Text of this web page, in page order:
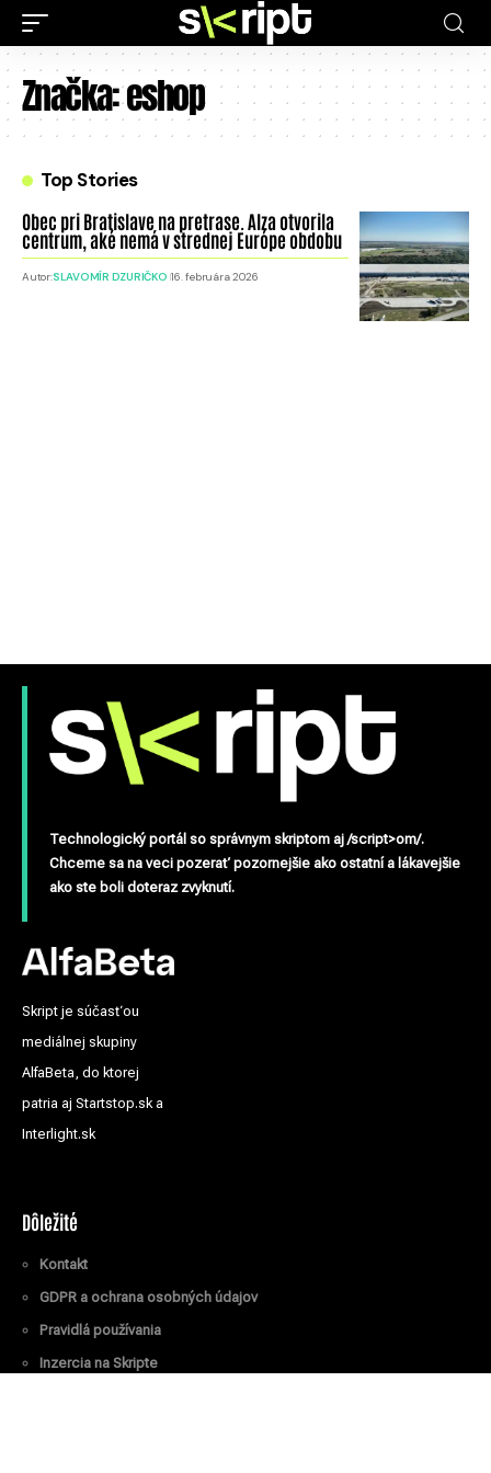
Značka:eshop
Top Stories
Obec pri Bratislave na pretrase. Alza otvorila
centrum, aké nemá v strednej Európe obdobu
Autor:SLAVOMÍR DZURIČKO 16. februára 2026
Technologický portál so správnym skriptom aj /script>om/.
Chceme sa na veci pozerať pozornejšie ako ostatní a lákavejšie
ako ste boli doteraz zvyknutí.
Skript je súčasťou
mediálnej skupiny
AlfaBeta, do ktorej
patria aj Startstop.sk a
Interlight.sk
Dôležité
Kontakt
GDPR a ochrana osobných údajov
Pravidlá používania
Inzercia na Skripte